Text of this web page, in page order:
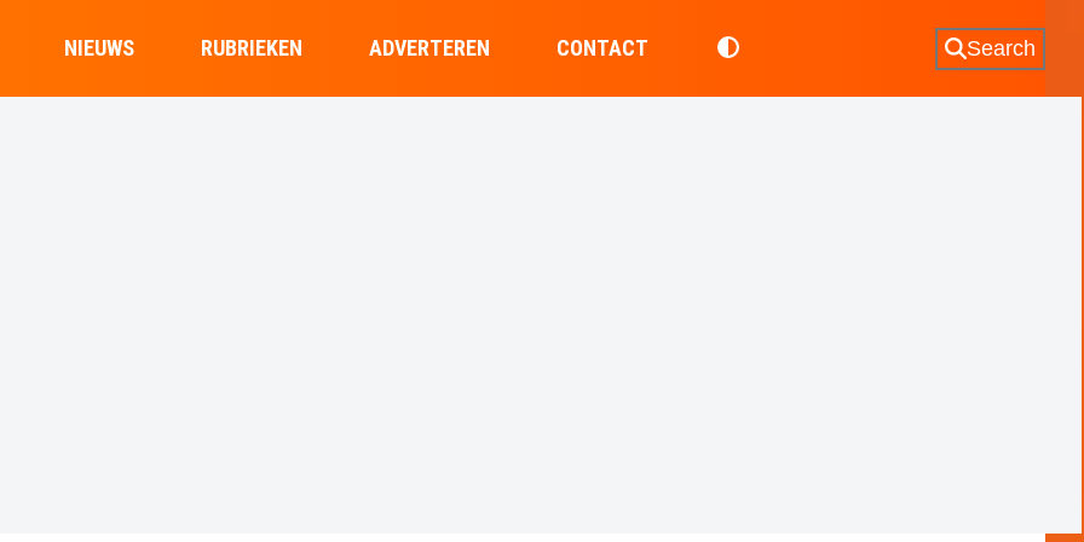
NIEUWS RUBRIEKEN ADVERTEREN CONTACT Search